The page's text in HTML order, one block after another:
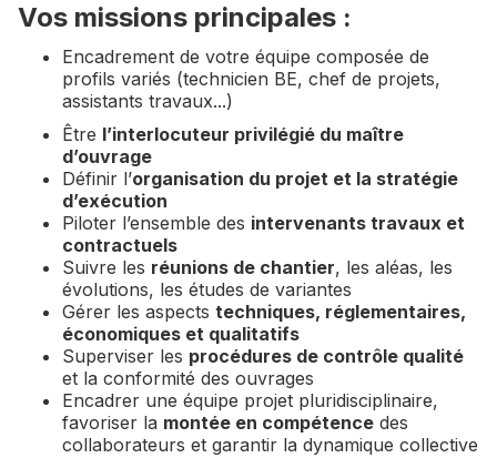
Vos missions principales :
Encadrement de votre équipe composée de
profils variés (technicien BE, chef de projets,
assistants travaux...)
Être l’interlocuteur privilégié du maître
d’ouvrage
Définir l’organisation du projet et la stratégie
d’exécution
Piloter l’ensemble des intervenants travaux et
contractuels
Suivre les réunions de chantier, les aléas, les
évolutions, les études de variantes
Gérer les aspects techniques, réglementaires,
économiques et qualitatifs
Superviser les procédures de contrôle qualité
et la conformité des ouvrages
Encadrer une équipe projet pluridisciplinaire,
favoriser la montée en compétence des
collaborateurs et garantir la dynamique collective